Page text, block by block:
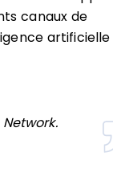
canaux de
artificielle